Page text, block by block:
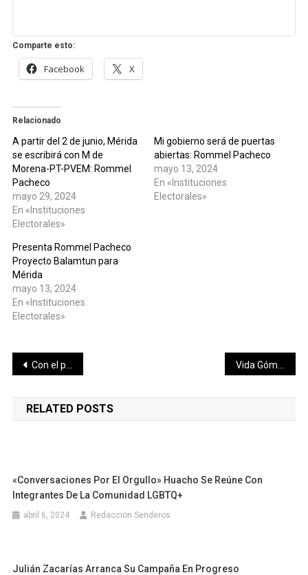
Comparte esto:
Facebook X
Relacionado
A partir del 2 de junio, Mérida
se escribirá con M de
Morena-PT-PVEM: Rommel
Pacheco
mayo 29, 2024
En «Instituciones
Electorales»
Mi gobierno será de puertas
abiertas: Rommel Pacheco
mayo 13, 2024
En «Instituciones
Electorales»
Presenta Rommel Pacheco
Proyecto Balamtun para
Mérida
mayo 13, 2024
En «Instituciones
Electorales»
Navegación
de
entradas
Con el poder de la unidad vamos a ganar el 2 de junio: Oscar Brito
RELATED POSTS
«Conversaciones Por El Orgullo» Huacho Se Reúne Con
Integrantes De La Comunidad LGBTQ+
abril 6, 2024 Redaccion Senderos
Julián Zacarías Arranca Su Campaña En Progreso